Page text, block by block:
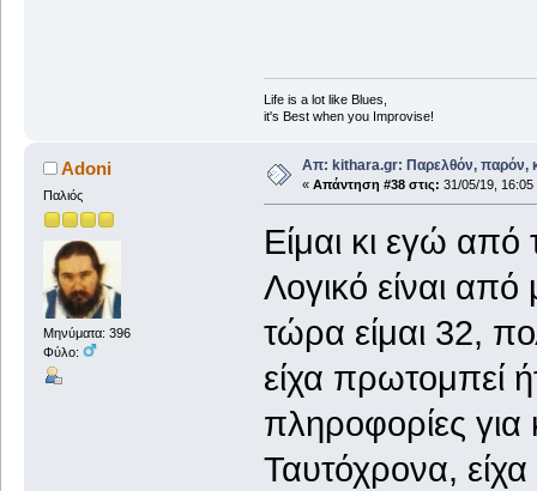
Life is a lot like Blues,
it's Best when you Improvise!
Adoni
Παλιός
Μηνύματα: 396
Φύλο:
Απ: kithara.gr: Παρελθόν, παρόν,
« Απάντηση #38 στις: 31/05/19, 16:05
Είμαι κι εγώ
Λογικό είναι
τώρα είμαι 32,
είχα πρωτομπεί
πληροφορίες για
Ταυτόχρονα,